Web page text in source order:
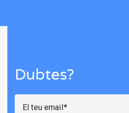
Dubtes?
El teu email